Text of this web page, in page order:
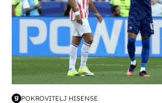
POKROVITELJ HISENSE